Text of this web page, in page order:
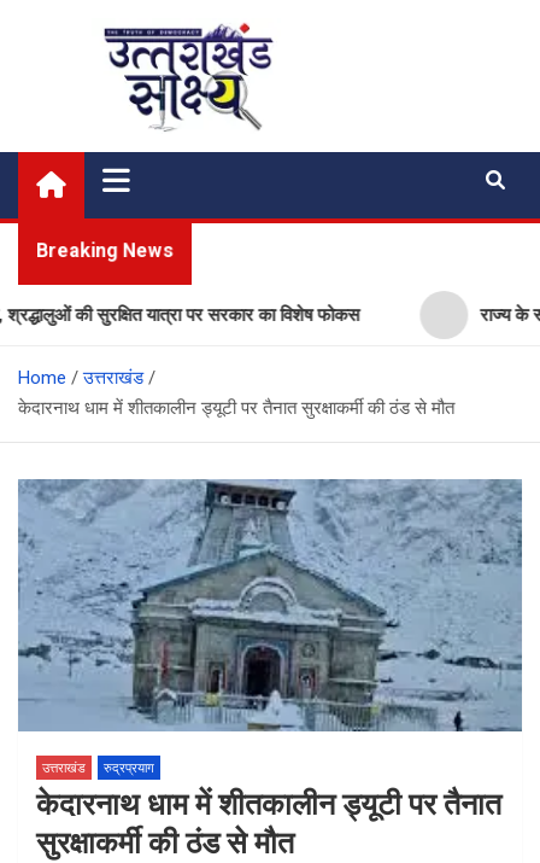
Uttarakhand Shakshya
My News Portal
Breaking News
की सुरक्षित यात्रा पर सरकार का विशेष फोकस राज्य के
Home
उत्तराखंड
केदारनाथ धाम में शीतकालीन ड्यूटी पर तैनात सुरक्षाकर्मी की ठंड से मौत
उत्तराखंड रुद्रप्रयाग
केदारनाथ धाम में शीतकालीन ड्यूटी पर तैनात
सुरक्षाकर्मी की ठंड से मौत